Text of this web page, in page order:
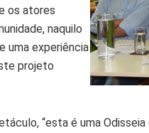
os atores
naquilo
uma experiência
projeto
“esta é uma